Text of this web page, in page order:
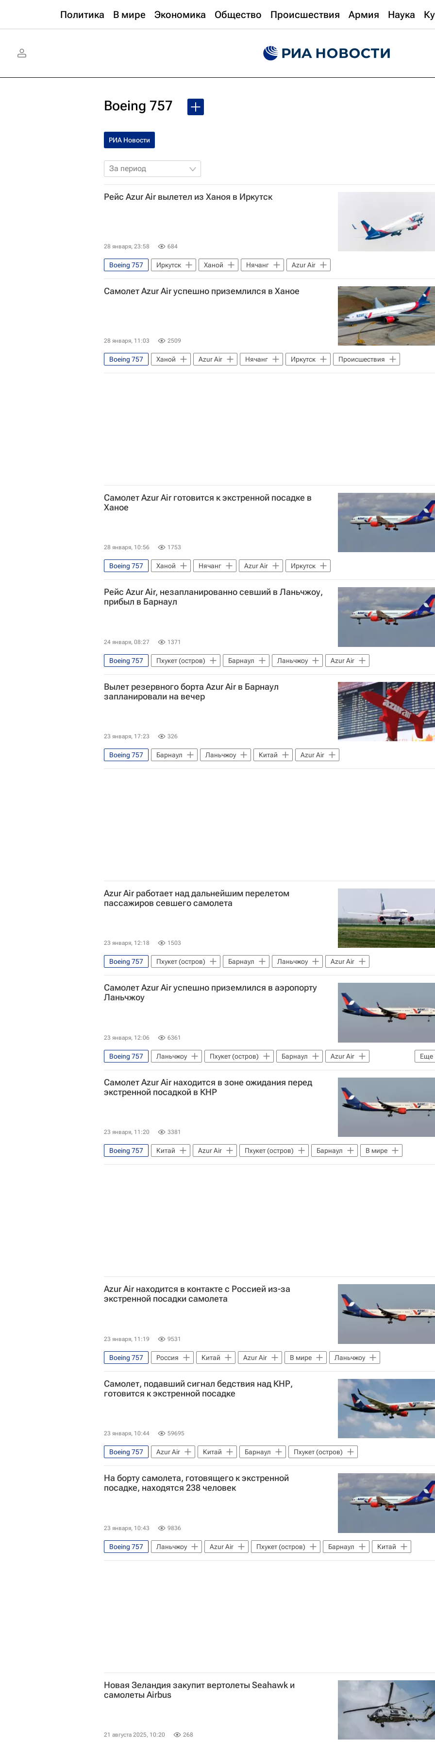
Политика В мире Экономика Общество Происшествия Армия Наука
Boeing 757
РИА Новости
За период
Рейс Azur Air вылетел из Ханоя в Иркутск
28 января, 23:58 684
Boeing 757 Иркутск Ханой Нячанг Azur Air
Самолет Azur Air успешно приземлился в Ханое
28 января, 11:03 2509
Boeing 757 Ханой Azur Air Нячанг Иркутск Происшествия
Самолет Azur Air готовится к экстренной посадке в
Ханое
28 января, 10:56 1753
Boeing 757 Ханой Нячанг Azur Air Иркутск
Рейс Azur Air, незапланированно севший в Ланьчжоу,
прибыл в Барнаул
24 января, 08:27 1371
Boeing 757 Пхукет (остров) Барнаул Ланьчжоу Azur Air
Вылет резервного борта Azur Air в Барнаул
запланировали на вечер
23 января, 17:23 326
Boeing 757 Барнаул Ланьчжоу Китай Azur Air
Azur Air работает над дальнейшим перелетом
пассажиров севшего самолета
23 января, 12:18 1503
Boeing 757 Пхукет (остров) Барнаул Ланьчжоу Azur Air
Самолет Azur Air успешно приземлился в аэропорту
Ланьчжоу
23 января, 12:06 6361
Еще
Boeing 757 Ланьчжоу Пхукет (остров) Барнаул
Azur Air
Происшествия
Самолет Azur Air находится в зоне ожидания перед
экстренной посадкой в КНР
23 января, 11:20 3381
Boeing 757 Китай Azur Air Пхукет (остров) Барнаул В мире
Azur Air находится в контакте с Россией из-за
экстренной посадки самолета
23 января, 11:19 9531
Boeing 757 Россия Китай Azur Air В мире Ланьчжоу
Самолет, подавший сигнал бедствия над КНР,
готовится к экстренной посадке
23 января, 10:44 59695
Boeing 757 Azur Air Китай Барнаул Пхукет (остров)
На борту самолета, готовящего к экстренной
посадке, находятся 238 человек
23 января, 10:43 9836
Boeing 757 Ланьчжоу Azur Air Пхукет (остров) Барнаул Китай
Новая Зеландия закупит вертолеты Seahawk и
самолеты Airbus
21 августа 2025, 10:20 268